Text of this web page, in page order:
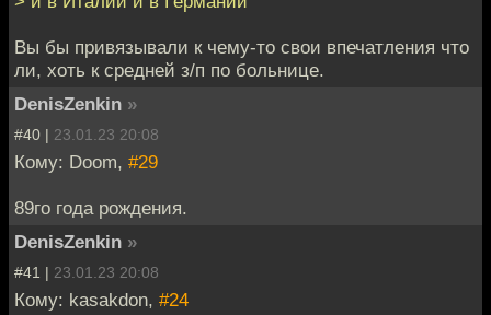
Вы бы привязывали к чему-то свои впечатления что
ли, хоть к средней з/п по больнице.
DenisZenkin »
#40 | 23.01.23 20:08
Кому: Doom, #29
89го года рождения.
DenisZenkin »
#41 | 23.01.23 20:08
Кому: kasakdon, #24